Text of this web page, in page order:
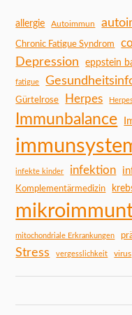
allergie Autoimmun
Chronic Fatigue Syndrom
Depression eppstein
fatigue
Gürtelrose Herpes
Immunbalance
infekte kinder infektion
Komplementärmedizin
mitochondriale Erkrankungen
Stress vergesslichkeit virus